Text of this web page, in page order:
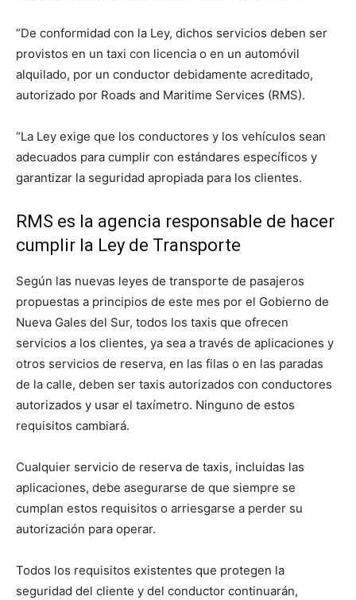
“De conformidad con la Ley, dichos servicios deben ser
provistos en un taxi con licencia o en un automóvil
alquilado, por un conductor debidamente acreditado,
autorizado por Roads and Maritime Services (RMS).
“La Ley exige que los conductores y los vehículos sean
adecuados para cumplir con estándares específicos y
garantizar la seguridad apropiada para los clientes.
RMS es la agencia responsable de hacer
cumplir la Ley de Transporte
Según las nuevas leyes de transporte de pasajeros
propuestas a principios de este mes por el Gobierno de
Nueva Gales del Sur, todos los taxis que ofrecen
servicios a los clientes, ya sea a través de aplicaciones y
otros servicios de reserva, en las filas o en las paradas
de la calle, deben ser taxis autorizados con conductores
autorizados y usar el taxímetro. Ninguno de estos
requisitos cambiará.
Cualquier servicio de reserva de taxis, incluidas las
aplicaciones, debe asegurarse de que siempre se
cumplan estos requisitos o arriesgarse a perder su
autorización para operar.
Todos los requisitos existentes que protegen la
seguridad del cliente y del conductor continuarán,